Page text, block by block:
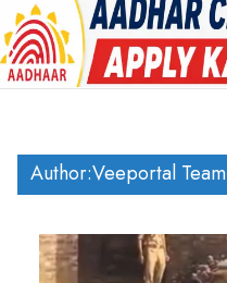
Author:Veeportal Team